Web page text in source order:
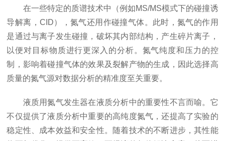
在一些特定的质谱技术中（例如MS/MS模式下的碰撞诱
导解离，CID），氮气还用作碰撞气体。此时，氮气的作用
是通过与离子发生碰撞，破坏其内部结构，产生碎片离子，
以便对目标物质进行更深入的分析。氮气纯度和压力的控
制，影响着碰撞气体的效果及裂解产物的生成，因此选择高
质量的氮气源对数据分析的精准度至关重要。
液质用氮气发生器在液质分析中的重要性不言而喻。它
不仅提供了液质分析中重要的高纯度氮气，还提高了实验的
稳定性、成本效益和安全性。随着技术的不断进步，其性能